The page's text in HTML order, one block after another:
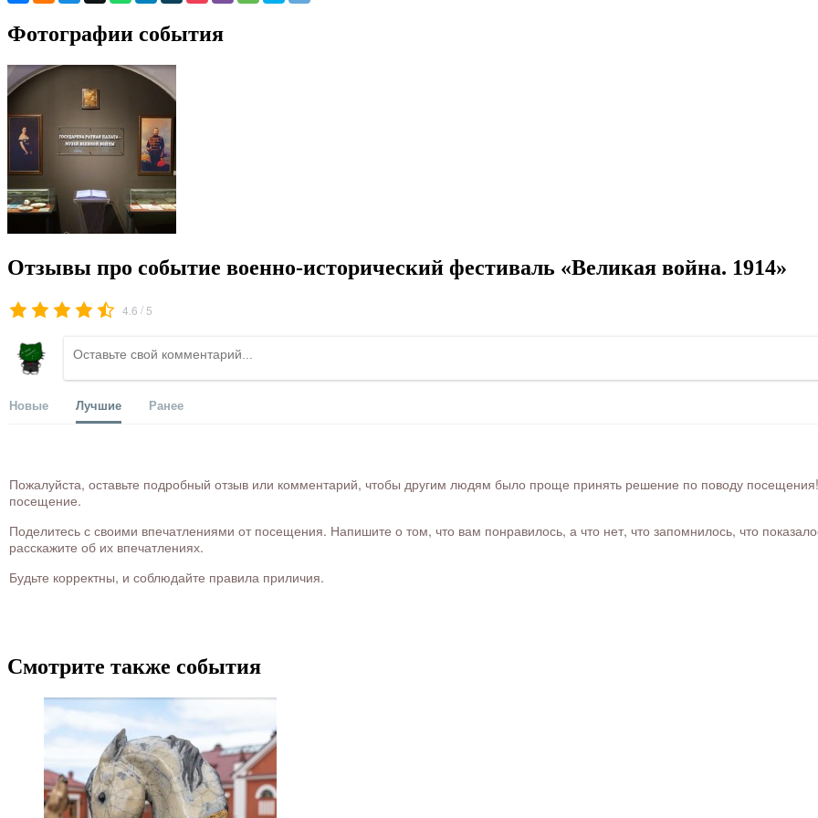
Фотографии события
Отзывы про событие военно-исторический фестиваль «Великая война. 1914»
4.6 / 5
Новые Лучшие Ранее
Пожалуйста, оставьте подробный отзыв или комментарий, чтобы другим людям было проще принять решение по поводу посещения!
посещение.
Поделитесь с своими впечатлениями от посещения. Напишите о том, что вам понравилось, а что нет, что запомнилось, что
расскажите об их впечатлениях.
Будьте корректны, и соблюдайте правила приличия.
Смотрите также события